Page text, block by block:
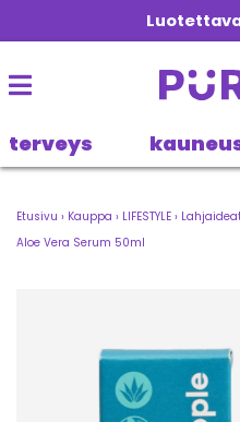
terveys
Etusivu › Kauppa › LIFESTYLE ›
Aloe Vera Serum 50ml